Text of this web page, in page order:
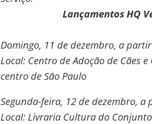
Lançamentos HQ
Domingo, 11 de dezembro, a
Local: Centro de Adoção de Cães
centro deSão Paulo
Segunda-feira, 12 de dezembro, a
Local: Livraria Cultura do